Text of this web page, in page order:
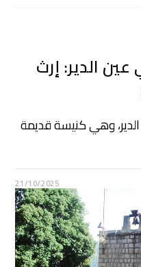
الدير: إرث
وهي كنيسة قديمة
21/10/2025